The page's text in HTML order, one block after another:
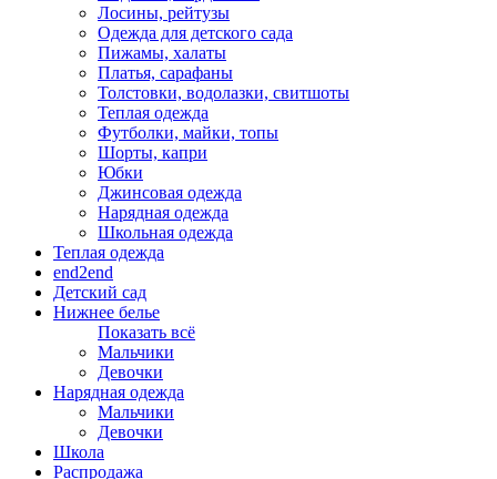
Лосины, рейтузы
Одежда для детского сада
Пижамы, халаты
Платья, сарафаны
Толстовки, водолазки, свитшоты
Теплая одежда
Футболки, майки, топы
Шорты, капри
Юбки
Джинсовая одежда
Нарядная одежда
Школьная одежда
Теплая одежда
end2end
Детский сад
Нижнее белье
Показать всё
Мальчики
Девочки
Нарядная одежда
Мальчики
Девочки
Школа
Распродажа